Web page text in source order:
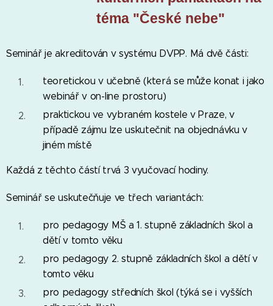
téma "České nebe"
Seminář je akreditován v systému DVPP. Má dvě části:
teoretickou v učebně (která se může konat i jako
webinář v on-line prostoru)
praktickou ve vybraném kostele v Praze, v
případě zájmu lze uskutečnit na objednávku v
jiném místě
Každá z těchto částí trvá 3 vyučovací hodiny.
Seminář se uskutečňuje ve třech variantách:
pro pedagogy MŠ a 1. stupně základních škol a
dětí v tomto věku
pro pedagogy 2. stupně základních škol a dětí v
tomto věku
pro pedagogy středních škol (týká se i vyšších